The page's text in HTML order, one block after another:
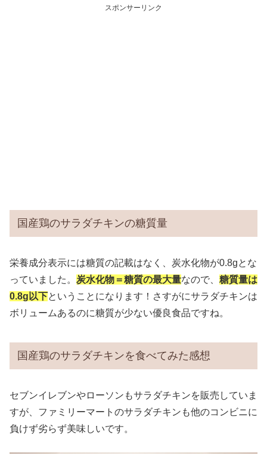
スポンサーリンク
国産鶏のサラダチキンの糖質量
栄養成分表示には糖質の記載はなく、炭水化物が0.8gとな
っていました。 炭水化物＝糖質の最大量なので、 糖質量は
0.8g以下ということになります！さすがにサラダチキンは
ボリュームあるのに糖質が少ない優良食品ですね。
国産鶏のサラダチキンを食べてみた感想
セブンイレブンやローソンもサラダチキンを販売していま
すが、ファミリーマートのサラダチキンも他のコンビニに
負けず劣らず美味しいです。